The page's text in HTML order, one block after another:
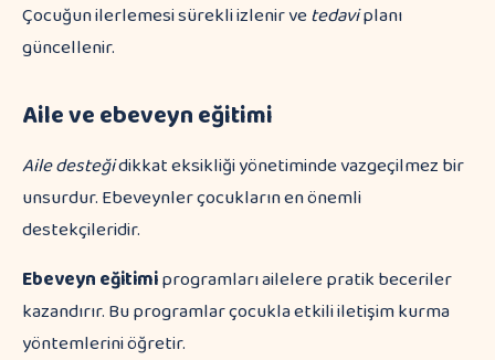
Çocuğun ilerlemesi sürekli izlenir vetedaviplanı
güncellenir.
Aile ve ebeveyn eğitimi
Aile desteğidikkat eksikliği yönetiminde vazgeçilmez bir
unsurdur. Ebeveynler çocukların en önemli
destekçileridir.
Ebeveyn eğitimiprogramları ailelere pratik beceriler
kazandırır. Bu programlar çocukla etkili iletişim kurma
yöntemlerini öğretir.